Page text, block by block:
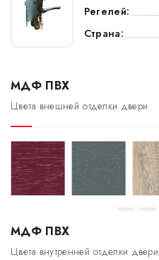
Регелей:
Страна:
МДФ ПВХ
Цвета внешней отделки двери
МДФ ПВХ
Цвета внутренней отделки двери